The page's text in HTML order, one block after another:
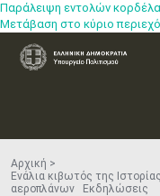
Παράλειψη εντολών
Μετάβαση στο κύριο
Αρχική
Ενάλια κιβωτός της
αεροπλάνων Εκδηλώσεις